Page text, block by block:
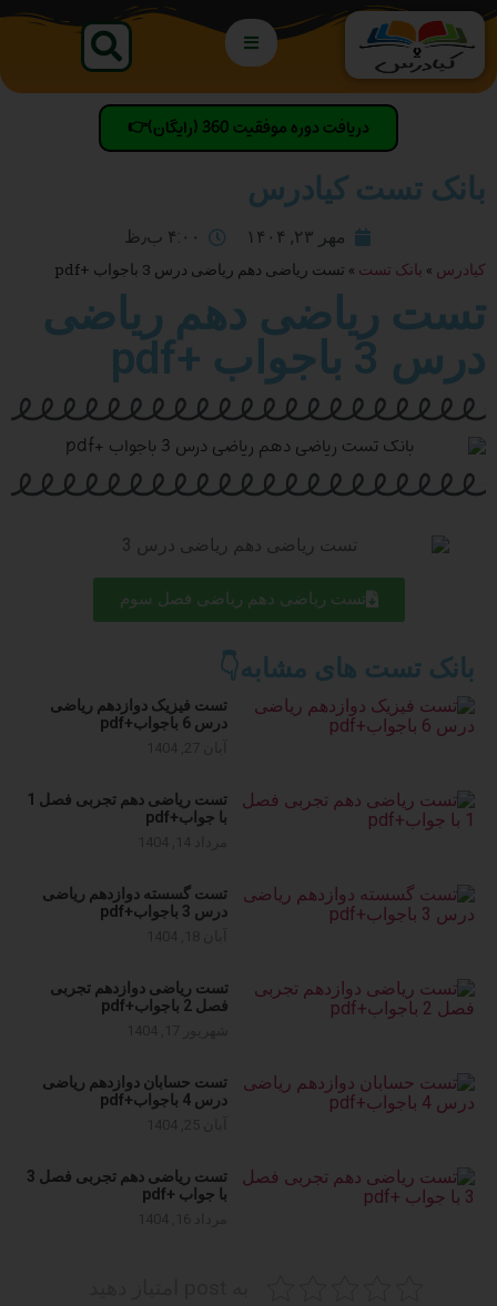
دریافت دوره موفقیت 360 (رایگان)👉
بانک تست کیادرس
مهر ۲۳, ۱۴۰۴ ۴:۰۰ ب٫ظ
کیادرس » بانک تست » تست ریاضی دهم ریاضی درس 3 باجواب +pdf
تست ریاضی دهم ریاضی
درس 3 باجواب +pdf
تست ریاضی دهم ریاضی فصل سوم
بانک تست های مشابه👇
تست فیزیک دوازدهم ریاضی
درس 6 باجواب+pdf
تست ریاضی دهم تجربی فصل 1
با جواب+pdf
تست گسسته دوازدهم ریاضی
درس 3 باجواب+pdf
تست ریاضی دوازدهم تجربی
فصل 2 باجواب+pdf
تست حسابان دوازدهم ریاضی
درس 4 باجواب+pdf
تست ریاضی دهم تجربی فصل 3
با جواب +pdf